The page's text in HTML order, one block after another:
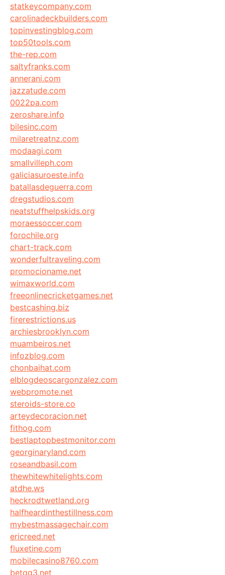
statkeycompany.com
carolinadeckbuilders.com
topinvestingblog.com
top50tools.com
the-rep.com
saltyfranks.com
annerani.com
jazzatude.com
0022pa.com
zeroshare.info
bilesinc.com
milaretreatnz.com
modaagi.com
smallvilleph.com
galiciasuroeste.info
batallasdeguerra.com
dregstudios.com
neatstuffhelpskids.org
moraessoccer.com
forochile.org
chart-track.com
wonderfultraveling.com
promocioname.net
wimaxworld.com
freeonlinecricketgames.net
bestcashing.biz
firerestrictions.us
archiesbrooklyn.com
muambeiros.net
infozblog.com
chonbaihat.com
elblogdeoscargonzalez.com
webpromote.net
steroids-store.co
arteydecoracion.net
fithog.com
bestlaptopbestmonitor.com
georginaryland.com
roseandbasil.com
thewhitewhitelights.com
atdhe.ws
heckrodtwetland.org
halfheardinthestillness.com
mybestmassagechair.com
ericreed.net
fluxetine.com
mobilecasino8760.com
betqq3.net